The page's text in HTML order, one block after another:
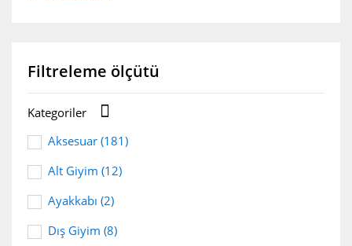
Filtreleme ölçütü
Kategoriler 
Aksesuar (181)
Alt Giyim (12)
Ayakkabı (2)
Dış Giyim (8)